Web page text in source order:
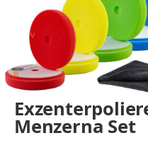
Menzerna Set